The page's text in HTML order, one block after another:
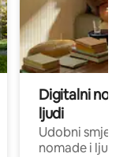
Digitalni
ljudi
Udobni
nomade i ljude